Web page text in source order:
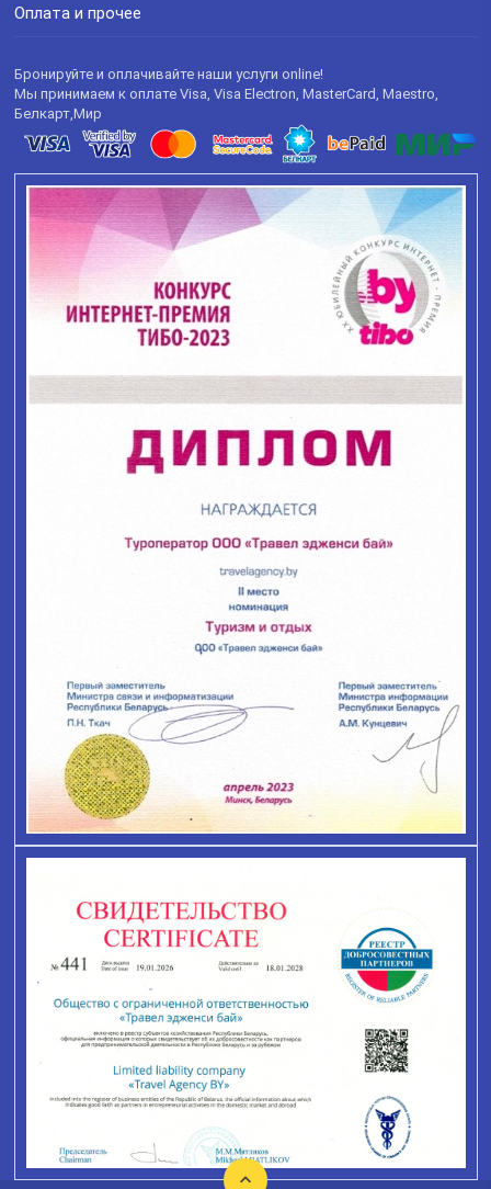
Оплата и прочее
Бронируйте и оплачивайте наши услуги online!
Мы принимаем к оплате Visa, Visa Electron, MasterCard, Maestro,
Белкарт,Мир